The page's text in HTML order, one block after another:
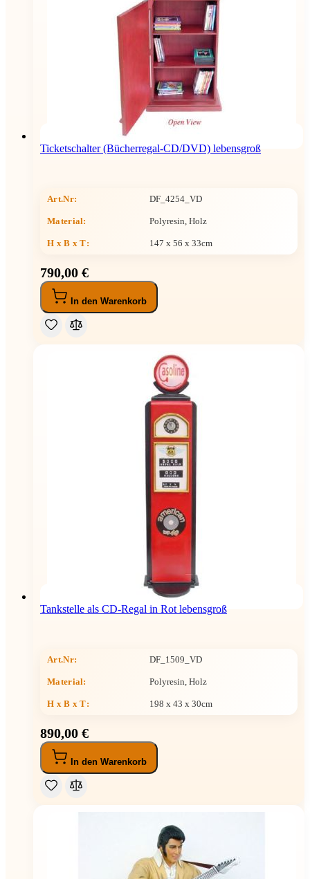
Ticketschalter (Bücherregal-CD/DVD) lebensgroß
Art.Nr: DF_4254_VD
Material: Polyresin, Holz
H x B x T: 147 x 56 x 33cm
790,00 €
In den Warenkorb
Tankstelle als CD-Regal in Rot lebensgroß
Art.Nr: DF_1509_VD
Material: Polyresin, Holz
H x B x T: 198 x 43 x 30cm
890,00 €
In den Warenkorb